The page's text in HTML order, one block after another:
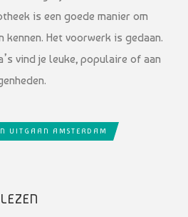
is een goede manier om
kennen. Het voorwerk is gedaan.
vind je leuke, populaire of aan
UITGAAN AMSTERDAM